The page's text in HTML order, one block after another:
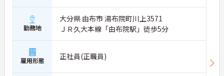
勤務地
大分県 由布市 湯布院町川上3571
ＪＲ久大本線「由布院駅」徒歩5分
雇用形態 正社員(正職員)